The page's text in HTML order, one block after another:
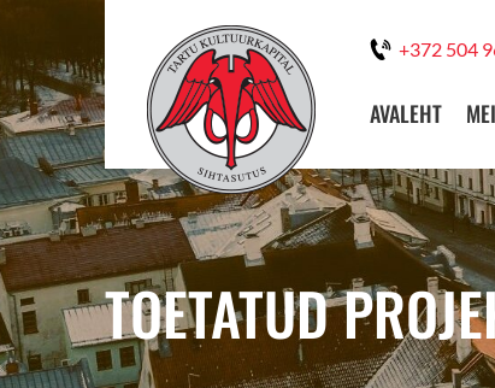
+372 504
AVALEHT
TOETATUD